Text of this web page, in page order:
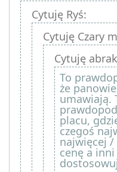
Cytuję Ryś:
Cytuję Czary
Cytuję
To
że
umawiają.
placu,
czegoś
najwięcej /
cenę a